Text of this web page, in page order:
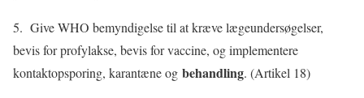
5. Give WHO bemyndigelse til at kræve lægeundersøgelser,
bevis for profylakse, bevis for vaccine, og implementere
kontaktopsporing, karantæne og behandling. (Artikel 18)